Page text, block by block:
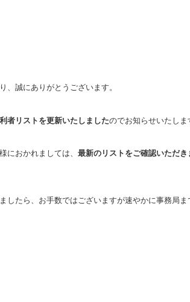
、誠にありがとうございます。
者リストを更新いたしましたのでお知らせいたしま
におかれましては、 最新のリストをご確認いただ
したら、お手数ではございますが速やかに事務局ま